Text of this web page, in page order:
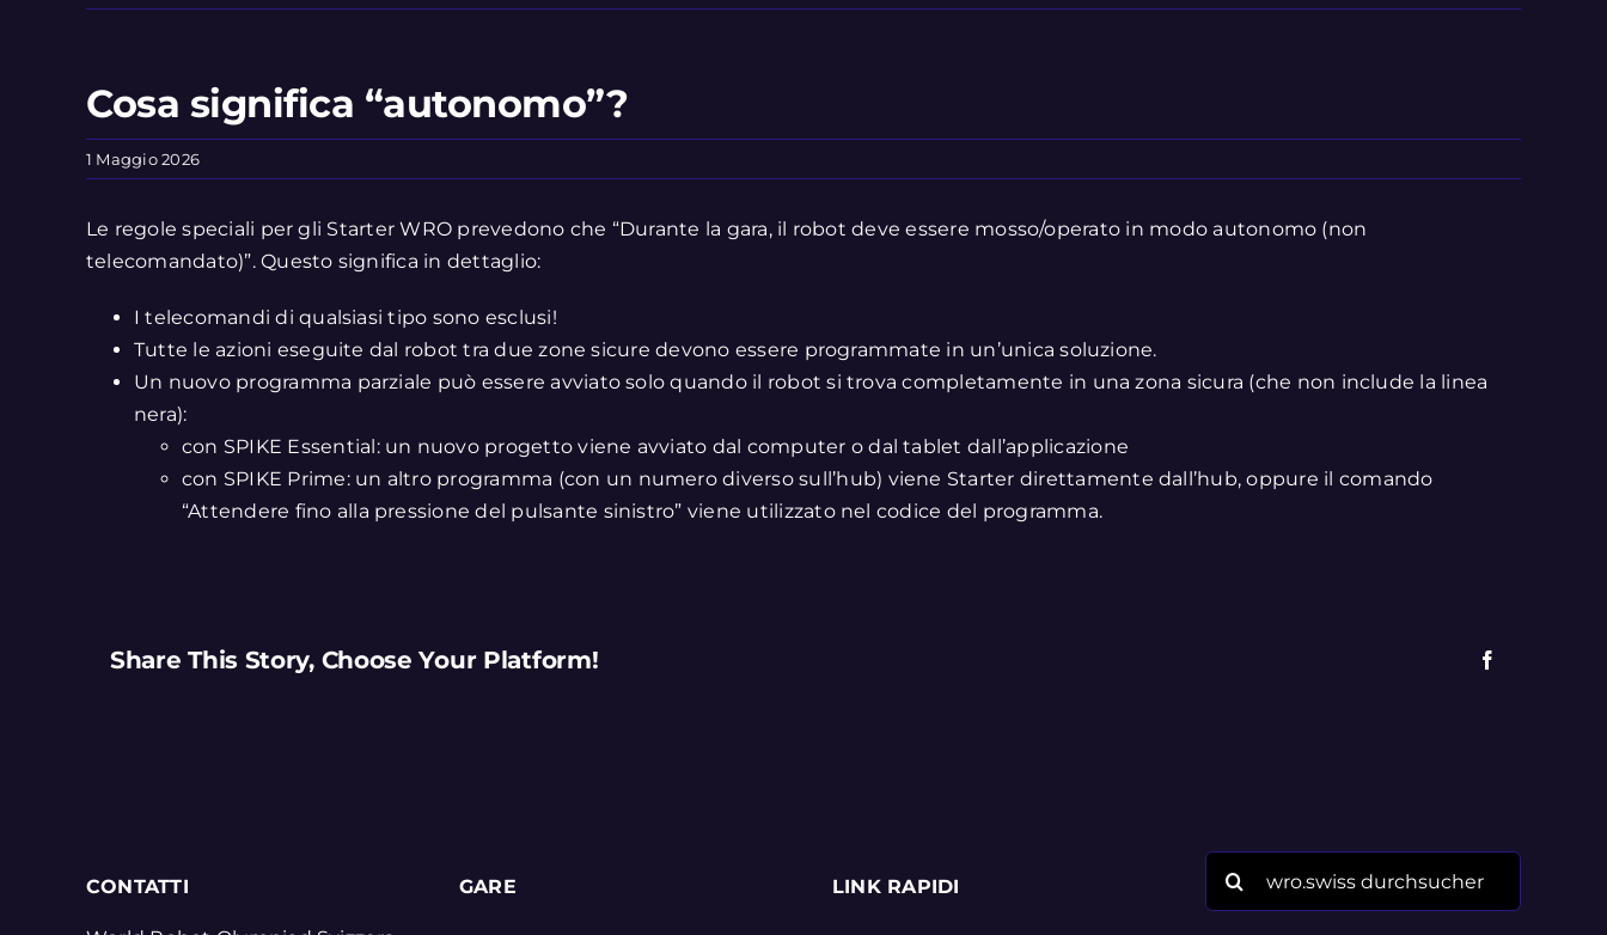
Cosa significa “autonomo”?
1 Maggio 2026
Le regole speciali per gli Starter WRO prevedono che “Durante la gara, il robot deve essere mosso/operato in modo autonomo (non
telecomandato)”. Questo significa in dettaglio:
I telecomandi di qualsiasi tipo sono esclusi!
Tutte le azioni eseguite dal robot tra due zone sicure devono essere programmate in un’unica soluzione.
Un nuovo programma parziale può essere avviato solo quando il robot si trova completamente in una zona sicura (che non include la linea
nera):
con SPIKE Essential: un nuovo progetto viene avviato dal computer o dal tablet dall’applicazione
con SPIKE Prime: un altro programma (con un numero diverso sull’hub) viene Starter direttamente dall’hub, oppure il comando
“Attendere fino alla pressione del pulsante sinistro” viene utilizzato nel codice del programma.
Share This Story, Choose Your Platform!
CONTATTI GARE LINK RAPIDI